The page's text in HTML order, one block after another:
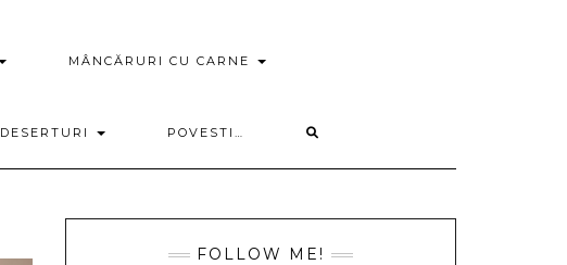
MÂNCĂRURI CU CARNE
DESERTURI POVESTI…
FOLLOW ME!